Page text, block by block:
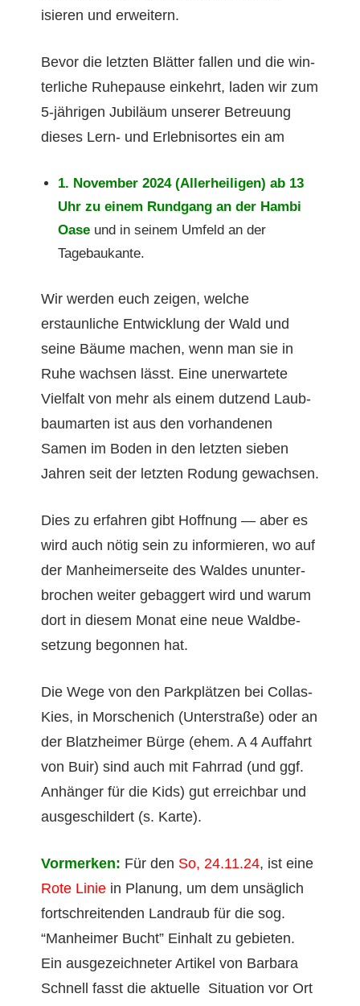
isieren und erweitern.
Bevor die let­zten Blät­ter fall­en und die win­
ter­liche Ruhep­ause einkehrt, laden wir zum
5‑jährigen Jubiläum unser­er Betreu­ung
dieses Lern- und Erleb­nisortes ein am
1. Novem­ber 2024 (Aller­heili­gen) ab 13
Uhr zu einem Rundgang an der Ham­bi
Oase und in seinem Umfeld an der
Tagebaukante.
Wir wer­den euch zeigen, welche
erstaunliche Entwick­lung der Wald und
seine Bäume machen, wenn man sie in
Ruhe wach­sen lässt. Eine uner­wartete
Vielfalt von mehr als einem dutzend Laub­
bau­marten ist aus den vorhan­de­nen
Samen im Boden in den let­zten sieben
Jahren seit der let­zten Rodung gewachsen.
Dies zu erfahren gibt Hoff­nung — aber es
wird auch nötig sein zu informieren, wo auf
der Man­heimer­seite des Waldes unun­ter­
brochen weit­er gebag­gert wird und warum
dort in diesem Monat eine neue Waldbe­
set­zung begonnen hat.
Die Wege von den Park­plätzen bei Col­las-
Kies, in Morschenich (Unter­straße) oder an
der Blatzheimer Bürge (ehem. A 4 Auf­fahrt
von Buir) sind auch mit Fahrrad (und ggf.
Anhänger für die Kids) gut erre­ich­bar und
aus­geschildert (s. Karte).
Vormerken: Für den So, 24.11.24, ist eine
Rote Lin­ie in Pla­nung, um dem unsäglich
fortschre­i­t­en­den Lan­draub für die sog.
“Man­heimer Bucht” Ein­halt zu gebi­eten.
Ein aus­geze­ich­neter Artikel von Bar­bara
Schnell fasst die aktuelle Sit­u­a­tion vor Ort